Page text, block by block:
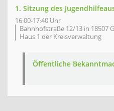
1. Sitzung des
16:00-17:40 Uhr
Bahnhofstraße 12/13 in 18507
Haus 1 der Kreisverwaltung
Öffentliche